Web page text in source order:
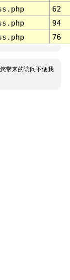
62
94
76
带来的访问不便我